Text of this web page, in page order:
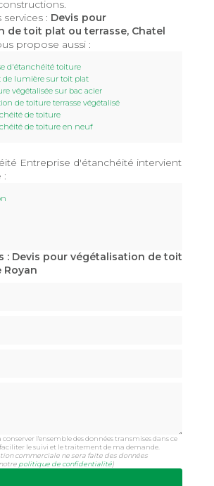
services : Devis pour
de toit plat ou terrasse, Chatel
propose aussi :
d'étanchéité toiture
de lumière sur toit plat
végétalisée sur bac acier
de toiture terrasse végétalisé
de toiture
de toiture en neuf
Entreprise d'étanchéité intervient
:
: Devis pour végétalisation de toit
Royan
conserver l'ensemble des données transmises dans ce
le suivi et le traitement de ma demande.
commerciale ne sera faite des données
politique de confidentialité)